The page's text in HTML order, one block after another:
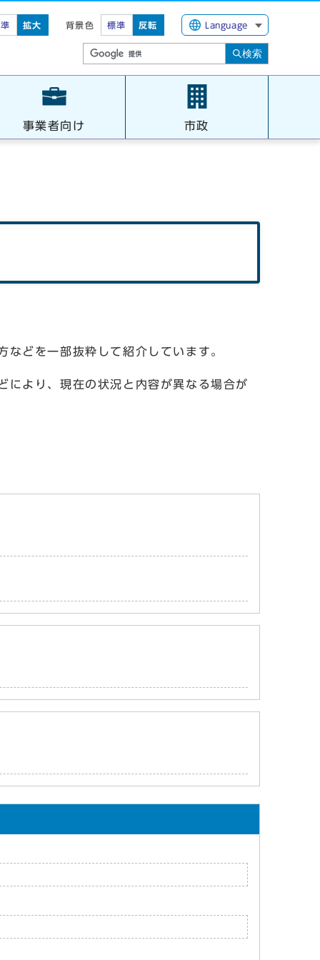
拡大 背景色 標準 反転 Language
検索
事業者向け 市政
どを一部抜粋して紹介しています。
により、現在の状況と内容が異なる場合が